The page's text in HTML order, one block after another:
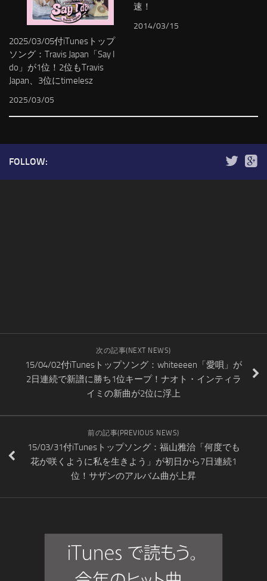
2025/03/05付iTunesトップ
ソング：Travis Japan「Say I
do」が1位！2位もTravis
Japan、3位にtimelesz
2025/03/05
速！
2014/03/15
FOLLOW:
次の記事(NEXT NEWS)
15/04/02付iTunesトップソング：whiteeeen「愛唄」が
2日連続で新譜に勝ち1位キープ！ナオト・インティラ
イミの新曲が2位に浮上
前の記事(PREVIOUS NEWS)
15/03/31付iTunesトップソング：福山雅治「何度でも
花が咲くように私を生きよう」が初日から7日連続1
位！サザンのアルバム曲が上昇